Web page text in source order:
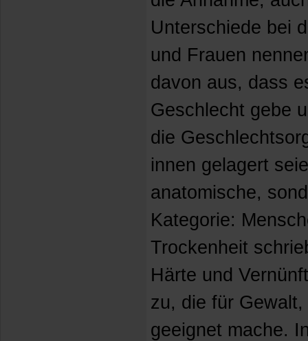
Unterschiede bei
und Frauen
davon aus, dass
Geschlecht gebe
die
innen gelagert
anatomische,
Kategorie:
Trockenheit
Härte und
zu, die für
geeignet mache.